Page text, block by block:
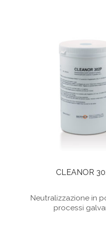
CLEANOR
Neutralizzazione in
processi